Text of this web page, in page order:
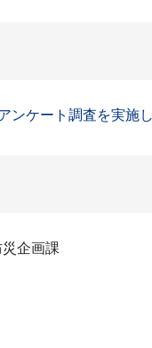
ケート調査を実施
企画課